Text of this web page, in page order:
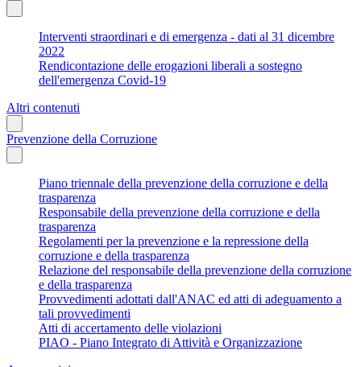
Interventi straordinari e di emergenza - dati al 31 dicembre
2022
Rendicontazione delle erogazioni liberali a sostegno
dell'emergenza Covid-19
Altri contenuti
Prevenzione della Corruzione
Piano triennale della prevenzione della corruzione e della
trasparenza
Responsabile della prevenzione della corruzione e della
trasparenza
Regolamenti per la prevenzione e la repressione della
corruzione e della trasparenza
Relazione del responsabile della prevenzione della corruzione
e della trasparenza
Provvedimenti adottati dall'ANAC ed atti di adeguamento a
tali provvedimenti
Atti di accertamento delle violazioni
PIAO - Piano Integrato di Attività e Organizzazione